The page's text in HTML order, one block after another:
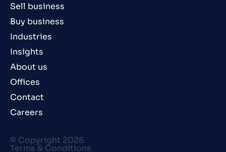
Sell business
Buy business
Industries
Insights
About us
Offices
Contact
Careers
© Copyright 2026
Terms & Conditions